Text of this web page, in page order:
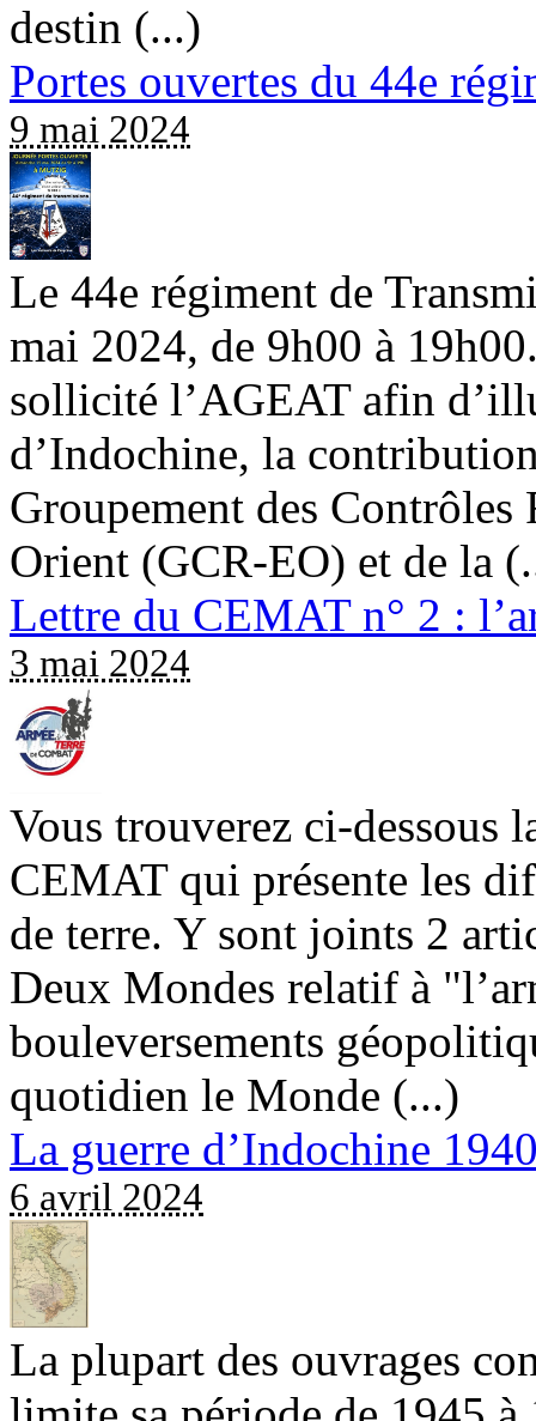
destin (...)
Portes ouvertes du 44e
9 mai 2024
Le 44e régiment de
mai 2024, de 9h00 à
sollicité l’AGEAT afin
d’Indochine, la
Groupement des Contrôles
Orient (GCR-EO) et de la
Lettre du CEMAT n° 2 :
3 mai 2024
Vous trouverez ci-dessous
CEMAT qui présente les
de terre. Y sont joints 2
Deux Mondes relatif à
bouleversements
quotidien le Monde (...)
La guerre d’Indochine
6 avril 2024
La plupart des ouvrages